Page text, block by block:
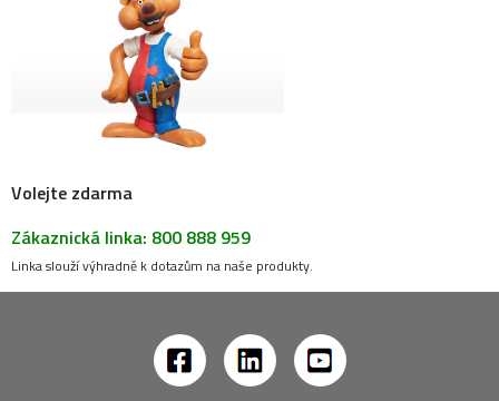
Volejte zdarma
Zákaznická linka: 800 888 959
Linka slouží výhradně k dotazům na naše produkty.